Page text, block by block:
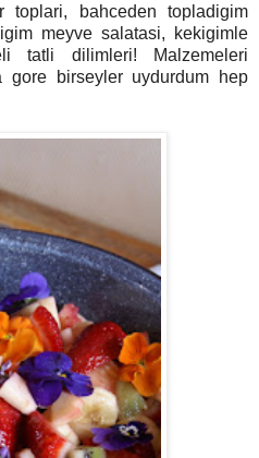
toplari, bahceden topladigim
meyve salatasi, kekigimle
tatli dilimleri! Malzemeleri
gore birseyler uydurdum hep